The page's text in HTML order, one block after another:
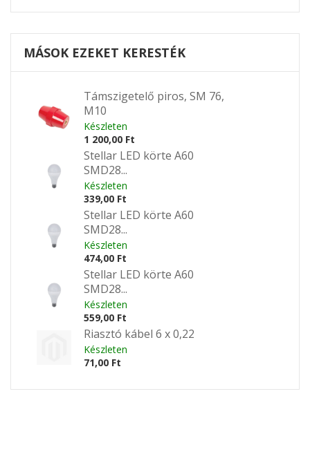
MÁSOK EZEKET KERESTÉK
Támszigetelő piros, SM 76,
M10
Készleten
1 200,00 Ft
Stellar LED körte A60
SMD28...
Készleten
339,00 Ft
Stellar LED körte A60
SMD28...
Készleten
474,00 Ft
Stellar LED körte A60
SMD28...
Készleten
559,00 Ft
Riasztó kábel 6 x 0,22
Készleten
71,00 Ft